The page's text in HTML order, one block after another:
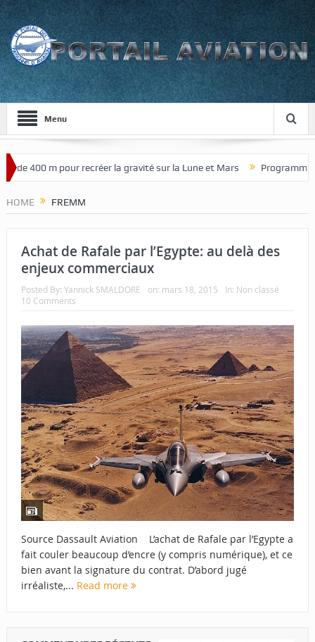
Menu
de 400 m pour recréer la gravité sur la Lune et Mars Programme
HOME FREMM
Achat de Rafale par l’Egypte: au delà des
enjeux commerciaux
Posted By: Yannick SMALDORE on: mars 18, 2015 In: Non classé
10 Comments
Source Dassault Aviation L’achat de Rafale par l’Egypte a
fait couler beaucoup d’encre (y compris numérique), et ce
bien avant la signature du contrat. D’abord jugé
irréaliste,... Read more